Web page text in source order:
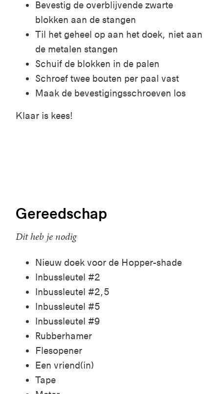
Bevestig de overblijvende zwarte
blokken aan de stangen
Til het geheel op aan het doek, niet aan
de metalen stangen
Schuif de blokken in de palen
Schroef twee bouten per paal vast
Maak de bevestigingsschroeven los
Klaar is kees!
Gereedschap
Dit heb je nodig
Nieuw doek voor de Hopper-shade
Inbussleutel #2
Inbussleutel #2,5
Inbussleutel #5
Inbussleutel #9
Rubberhamer
Flesopener
Een vriend(in)
Tape